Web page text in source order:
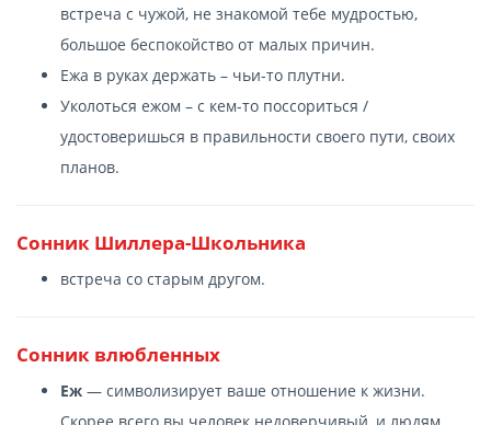
встреча с чужой, не знакомой тебе мудростью,
большое беспокойство от малых причин.
Ежа в руках держать – чьи-то плутни.
Уколоться ежом – с кем-то поссориться /
удостоверишься в правильности своего пути, своих
планов.
Сонник Шиллера-Школьника
встреча со старым другом.
Сонник влюбленных
Еж — символизирует ваше отношение к жизни.
Скорее всего вы человек недоверчивый, и людям